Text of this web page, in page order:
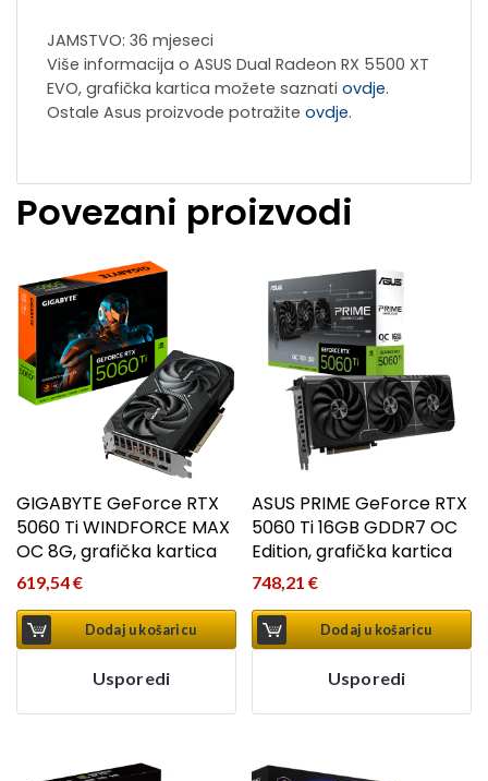
JAMSTVO: 36 mjeseci
Više informacija o ASUS Dual Radeon RX 5500 XT
EVO, grafička kartica možete saznati ovdje.
Ostale Asus proizvode potražite ovdje.
Povezani proizvodi
GIGABYTE GeForce RTX
5060 Ti WINDFORCE MAX
OC 8G, grafička kartica
619,54€
Dodaj u košaricu
Usporedi
ASUS PRIME GeForce RTX
5060 Ti 16GB GDDR7 OC
Edition, grafička kartica
748,21€
Dodaj u košaricu
Usporedi